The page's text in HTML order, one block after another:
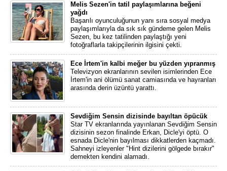
Melis Sezen'in tatil paylaşımlarına beğeni
yağdı
Başarılı oyunculuğunun yanı sıra sosyal medya
paylaşımlarıyla da sık sık gündeme gelen Melis
Sezen, bu kez tatilinden paylaştığı yeni
fotoğraflarla takipçilerinin ilgisini çekti.
Ece İrtem'in kalbi meğer bu yüzden yıpranmış
Televizyon ekranlarının sevilen isimlerinden Ece
İrtem'in ani ölümü sanat camiasında ve hayranları
arasında derin üzüntü yarattı.
Sevdiğim Sensin dizisinde bayıltan öpücük
Star TV ekranlarında yayınlanan Sevdiğim Sensin
dizisinin sezon finalinde Erkan, Dicle'yi öptü. O
esnada Dicle'nin bayılması dikkatlerden kaçmadı.
Sahneyi izleyenler "Hint dizilerini gölgede bırakır"
demekten kendini alamadı.